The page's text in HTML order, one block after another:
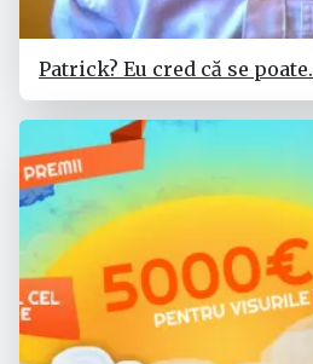
Patrick? Eu cred că se poate.